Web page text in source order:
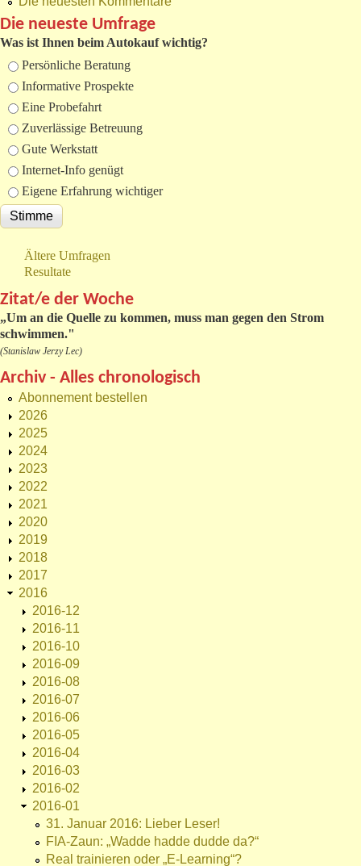
Die neueste Umfrage
Was ist Ihnen beim Autokauf wichtig?
Auswahlmöglichkeiten
Persönliche Beratung
Informative Prospekte
Eine Probefahrt
Zuverlässige Betreuung
Gute Werkstatt
Internet-Info genügt
Eigene Erfahrung wichtiger
Ältere Umfragen
Resultate
Zitat/e der Woche
„Um an die Quelle zu kommen, muss man gegen den Strom
schwimmen."
(Stanislaw Jerzy Lec)
Archiv - Alles chronologisch
Abonnement bestellen
2026
2025
2024
2023
2022
2021
2020
2019
2018
2017
2016
2016-12
2016-11
2016-10
2016-09
2016-08
2016-07
2016-06
2016-05
2016-04
2016-03
2016-02
2016-01
31. Januar 2016: Lieber Leser!
FIA-Zaun: „Wadde hadde dudde da?“
Real trainieren oder „E-Learning“?